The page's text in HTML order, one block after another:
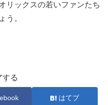
リックスの若いファンたち
う。
する
はてブ